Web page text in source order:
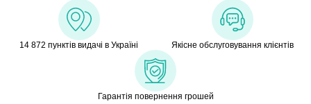
14 872 пунктів видачі в Україні Якісне обслуговування клієнтів
Гарантія повернення грошей